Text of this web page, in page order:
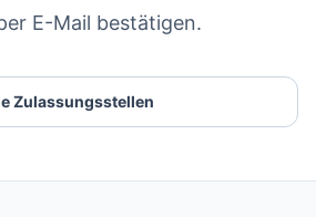
E-Mail bestätigen.
Zulassungsstellen